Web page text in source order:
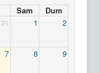
Sam
Dum
31 1 2
7 8 9